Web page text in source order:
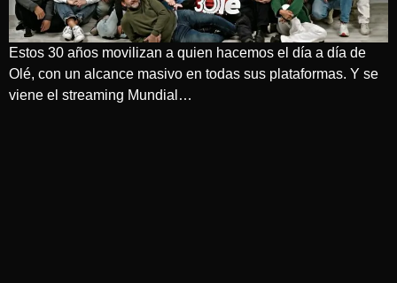
Estos 30 años movilizan a quien hacemos el día a día de
Olé, con un alcance masivo en todas sus plataformas. Y se
viene el streaming Mundial…